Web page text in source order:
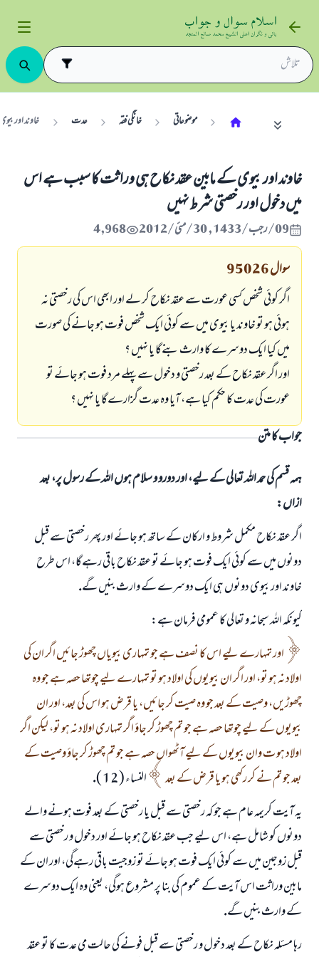
موضوعاتی خانگی فقہ عدت خاوند اور
خاوند اور بيوى كے مابين عقد نكاح ہى وراثت كا سبب ہے اس
ميں دخول اور رخصتى شرط نہيں
09/رجب/1433 , 30/مئی/2012 4,968
سوال95026
اگر كوئى شخص كسى عورت سے عقد نكاح كر لے اور ابھى اس كى رخصتى نہ
ہوئى ہو تو خاوند يا بيوى ميں سے كوئى ايك شخص فوت ہو جانے كى صورت
ميں كيا ايك دوسرے كا وارث بنےگا يا نہيں ؟
اور اگر عقد نكاح كے بعد رخصتى و دخول سے پہلے مرد فوت ہو جائے تو
عورت كى عدت كا حكم كيا ہے، آيا وہ عدت گزارےگا يا نہيں ؟
جواب کا متن
ہمہ قسم کی حمد اللہ تعالی کے لیے، اور دورو و سلام ہوں اللہ کے رسول پر، بعد
ازاں:
اگر عقد نكاح مكمل شروط و اركان كے ساتھ ہو جائے اور پھر رخصتى سے قبل
دونوں ميں سے كوئى ايك فوت ہو جائے تو عقد نكاح باقى رہےگا، اس طرح
خاوند اور بيوى دونوں ہى ايك دوسرے كے وارث بنيں گے.
كيونكہ اللہ سبحانہ و تعالى كا عمومى فرمان ہے:
اور تمہارے ليے اس كا نصف ہے جو تمہارى بيوياں چھوڑ جائيں اگر ان كى
اولاد نہ ہو تو، اور اگر ان بيويوں كى اولاد ہو تو تمہارے ليے چوتھا حصہ ہے جو وہ
چھوڑيں، وصيت كے بعد جو وہ صيت كر جائيں، يا قرض ہو اس كى بعد، اور ان
بيويوں كے ليے چوتھا حصہ ہے جو تم چھوڑ كر جاؤ اگر تمہارى اولاد نہ ہو تو، ليكن اگر
اولاد ہو ت وان بيويوں كے ليے آٹھواں حصہ ہے جو تم چھوڑ كر جاؤ وصيت كے
بعد جو تم نے كر ركھى ہو يا قرض كے بعد
النساء ( 12 ).
يہ آيت كريمہ عام ہے جو كہ رخصتى سے قبل يا رخصتى كے بعد فوت ہونے والے
دونوں كو شامل ہے، اس ليے جب عقد نكاح ہو جائے اور دخول و رخصتى سے
قبل زوجين ميں سے كوئى ايك فوت ہو جائے تو زوجيت باقى رہےگى، اور ان كے
مابين وراثت اس آيت كے عموم كى بنا پر مشروع ہوگى، يعنى وہ ايك دوسرے
كے وارث بنيں گے.
رہا مسئلہ نكاح كے بعد دخول و رخصتى سے قبل فونے كى حالت مي عدت كا تو عقد
جواب نمبر 110845 نے نکاح ٹوٹنے سے بچایا۔